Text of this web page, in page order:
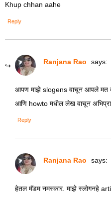
Khup chhan aahe
Reply
Ranjana Rao says:
आपण माझे slogens वाचून आपले मत
आणि howto मधील लेख वाचून
Reply
Ranjana Rao says:
हेतल मॅडम नमस्कार. माझे स्लोगनहे